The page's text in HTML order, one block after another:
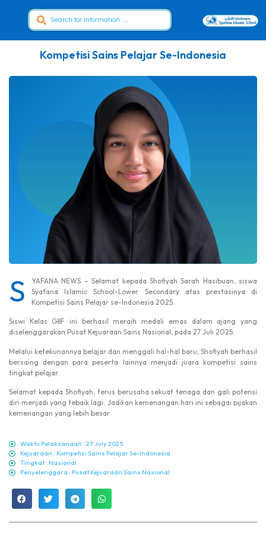
Kompetisi Sains Pelajar Se-Indonesia
S
YAFANA NEWS – Selamat kepada Shofiyah Sarah Hasibuan, siswa
Syafana Islamic School-Lower Secondary atas prestasinya di
Kompetisi Sains Pelajar se-Indonesia 2025.
Siswi Kelas G8F ini berhasil meraih medali emas dalam ajang yang
diselenggarakan Pusat Kejuaraan Sains Nasional, pada 27 Juli 2025.
Melalui ketekunannya belajar dan menggali hal-hal baru, Shofiyah berhasil
bersaing dengan para peserta lainnya menjadi juara kompetisi sains
tingkat pelajar.
Selamat kepada Shofiyah, terus berusaha sekuat tenaga dan gali potensi
diri menjadi yang tebaik lagi. Jadikan kemenangan hari ini sebagai pijakan
kemenangan yang lebih besar.
Waktu Pelaksanaan : 27 July 2025
Kejuaraan : Kompetisi Sains Pelajar Se-Indonesia
Tingkat : Nasional
Penyelenggara : Pusat Kejuaraan Sains Nasional